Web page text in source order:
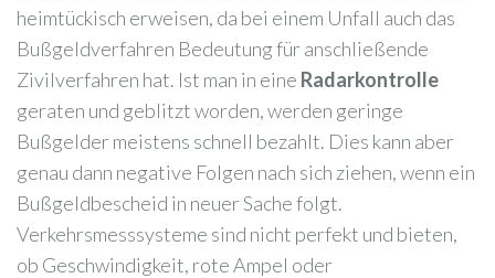
heimtückisch erweisen, da bei einem Unfall auch das
Bußgeldverfahren Bedeutung für anschließende
Zivilverfahren hat. Ist man in eine Radarkontrolle
geraten und geblitzt worden, werden geringe
Bußgelder meistens schnell bezahlt. Dies kann aber
genau dann negative Folgen nach sich ziehen, wenn ein
Bußgeldbescheid in neuer Sache folgt.
Verkehrsmesssysteme sind nicht perfekt und bieten,
ob Geschwindigkeit, rote Ampel oder